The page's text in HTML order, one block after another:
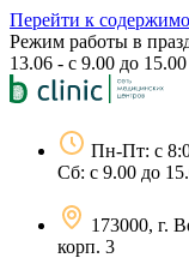
Перейти к
Режим работы в
13.06 - с 9.00 до 15.00
Пн-Пт: с
Сб: с 9.00 до
173000, г.
корп. 3